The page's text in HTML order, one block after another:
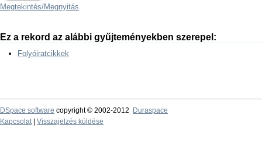
Megtekintés/Megnyitás
Ez a rekord az alábbi gyűjteményekben szerepel:
Folyóiratcikkek
DSpace software copyright © 2002-2012
Duraspace
Kapcsolat| Visszajelzés küldése